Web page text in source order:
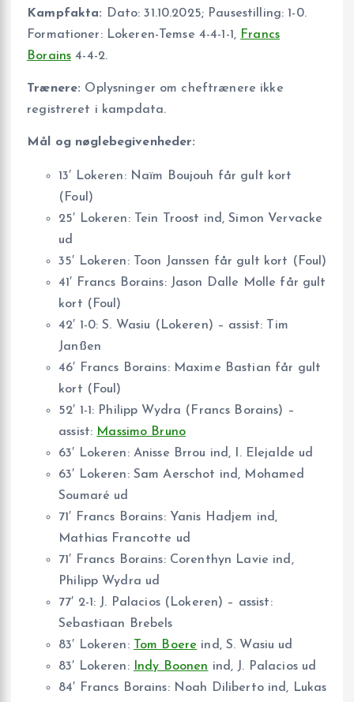
Kampfakta: Dato: 31.10.2025; Pausestilling: 1-0.
Formationer: Lokeren-Temse 4-4-1-1, Francs
Borains 4-4-2.
Trænere: Oplysninger om cheftrænere ikke
registreret i kampdata.
Mål og nøglebegivenheder:
13′ Lokeren: Naïm Boujouh får gult kort
(Foul)
25′ Lokeren: Tein Troost ind, Simon Vervacke
ud
35′ Lokeren: Toon Janssen får gult kort (Foul)
41′ Francs Borains: Jason Dalle Molle får gult
kort (Foul)
42′ 1-0: S. Wasiu (Lokeren) – assist: Tim
Janßen
46′ Francs Borains: Maxime Bastian får gult
kort (Foul)
52′ 1-1: Philipp Wydra (Francs Borains) –
assist: Massimo Bruno
63′ Lokeren: Anisse Brrou ind, I. Elejalde ud
63′ Lokeren: Sam Aerschot ind, Mohamed
Soumaré ud
71′ Francs Borains: Yanis Hadjem ind,
Mathias Francotte ud
71′ Francs Borains: Corenthyn Lavie ind,
Philipp Wydra ud
77′ 2-1: J. Palacios (Lokeren) – assist:
Sebastiaan Brebels
83′ Lokeren: Tom Boere ind, S. Wasiu ud
83′ Lokeren: Indy Boonen ind, J. Palacios ud
84′ Francs Borains: Noah Diliberto ind, Lukas